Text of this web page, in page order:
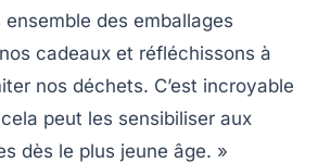
des emballages
cadeaux et réfléchissons à
nos déchets. C’est incroyable
peut les sensibiliser aux
dès le plus jeune âge. »